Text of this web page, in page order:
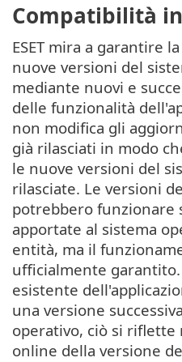
Compatibilità
ESET mira a garantire
nuove versioni del
mediante nuovi e
delle funzionalità
non modifica gli
già rilasciati in modo
le nuove versioni del
rilasciate. Le versioni
potrebbero funzionare
apportate al sistema
entità, ma il
ufficialmente
esistente
una versione
operativo, ciò si riflette
online della versione